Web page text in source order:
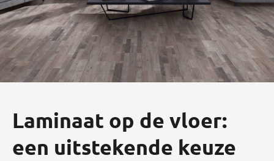
Laminaat op de vloer:
een uitstekende keuze